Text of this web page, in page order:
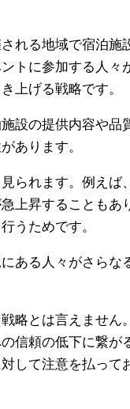
れる地域で宿泊施
トに参加する人
上げる戦略です。
設の提供内容や品
あります。
られます。例えば
上昇することもあ
うためです。
ある人々がさら
略とは言えませ
信頼の低下に繋
して注意を払って